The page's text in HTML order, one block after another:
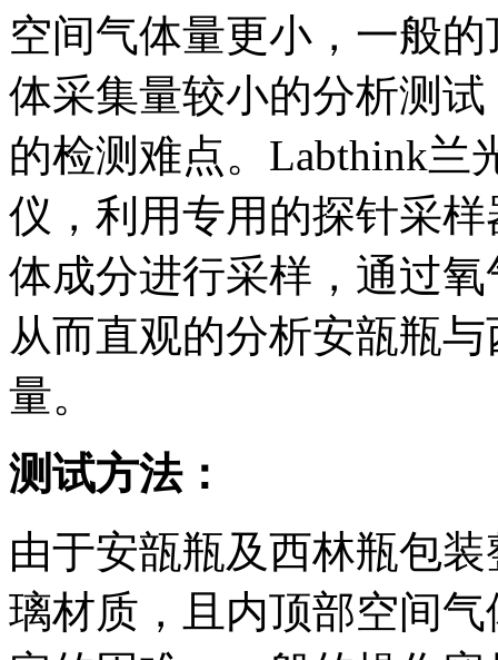
空间气体量更小，一般
体采集量较小的分析测
的检测难点。Labthink兰
仪，利用专用的探针采
体成分进行采样，通过
从而直观的分析安瓿瓶
量。
测试方法：
由于安瓿瓶及西林瓶包
璃材质，且内顶部空间